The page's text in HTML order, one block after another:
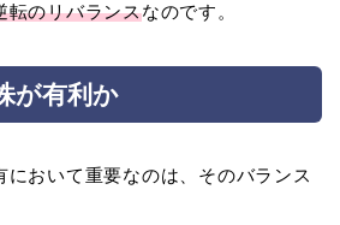
転のリバランスなのです。
が有利か
おいて重要なのは、そのバランス